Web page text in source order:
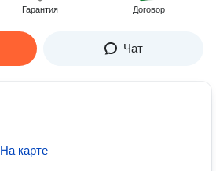
Гарантия Договор
Чат
На карте